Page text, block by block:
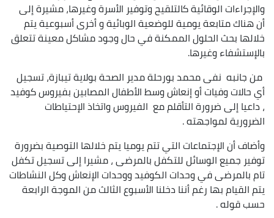
والإجراءات الوقائية كالتلقيح وتوفير الأسرة وغيرها، مشيرة إلى
أن هناك متابعة يومية للوضعية الوبائية و أخرى أسبوعية يتم
خلالها بحث الحلول الممكنة في حال وجود مشاكل معينة تتعلق
بالإستشفاء وغيرها.
من جانبه نفى محمد بورحلة مدير الصحة بولاية تيبازة، تسجيل
أي حالات وفيات أو إنعاش وسط الأطفال المصابين بفيروس كوفيد
، داعيا إلى ضرورة التأقلم مع الفيروس واتخاذ الإحتياطات
الضرورية لمواجهته .
وأضاف أن الإجتماعات التي تتم يوميا يتم خلالها التوصية بضرورة
توفير جميع الوسائل للتكفل بالمرضى ، مشيرا إلى تسجيل تكفل
تام بالمرضى في وحدات الكوفيد ووحدات الإنعاش وكل النشاطات
يتم القيام بها رغم أننا دخلنا الأسبوع الثالث من الموجة الرابعة
حسب قوله .